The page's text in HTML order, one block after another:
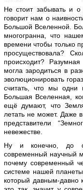
Не стоит забывать и
говорит нам о
Большой Вселенной.
многогранна, что
времени чтобы только
просуществовала?
происходит?
могла зародиться в
эволюционировать
считать, что мы одни
Большая Вселенная,
ещё думают, что
летать не может. Даже
представители
невежестве.
Ну и конечно, до
современный научный
почему современный
системе нашей
который давным-давно